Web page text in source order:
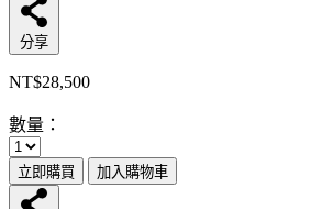
分享
NT$28,500
數量：
立即購買 加入購物車